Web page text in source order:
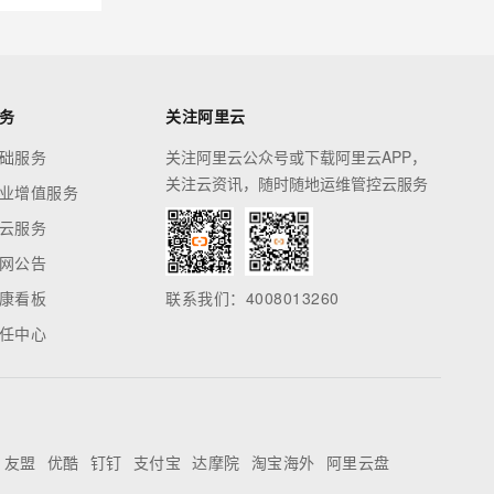
服务
增值服务
服务
公告
看板
中心
关注阿里云
关注阿里云公众号或下载阿里云APP，
关注云资讯，随时随地运维管控云服务
联系我们：4008013260
友盟 优酷 钉钉 支付宝 达摩院 淘宝海外 阿里云盘